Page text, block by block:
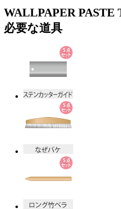
WALLPAPER PASTE
必要な道具